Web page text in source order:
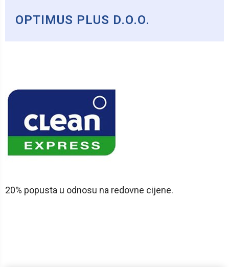
OPTIMUS PLUS D.O.O.
20% popusta u odnosu na redovne cijene.